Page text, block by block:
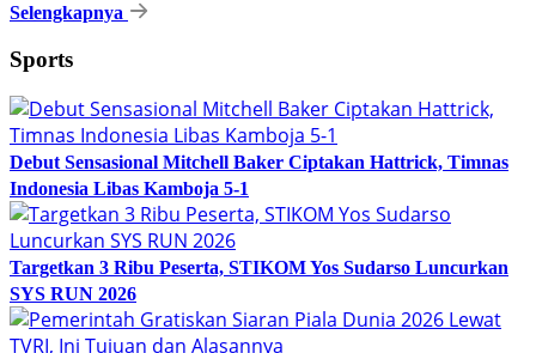
Selengkapnya
Sports
Debut Sensasional Mitchell Baker Ciptakan Hattrick, Timnas
Indonesia Libas Kamboja 5-1
Targetkan 3 Ribu Peserta, STIKOM Yos Sudarso Luncurkan
SYS RUN 2026